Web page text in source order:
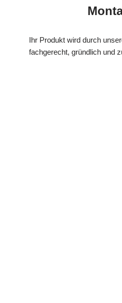
Ihr Produkt wird durch
fachgerecht, gründlich und